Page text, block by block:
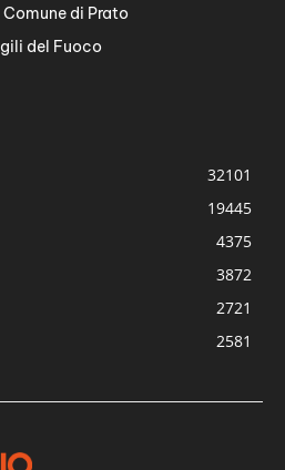
Comune di Prato
del Fuoco
32101
19445
4375
3872
2721
2581